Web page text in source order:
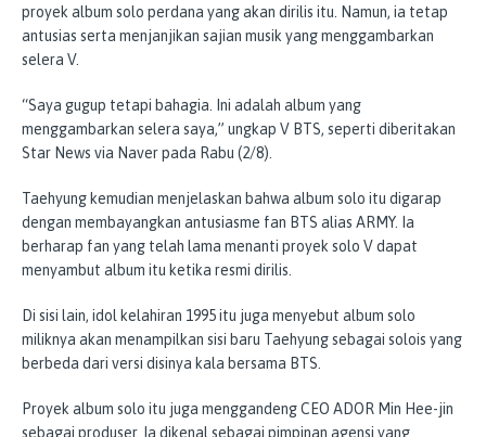
proyek album solo perdana yang akan dirilis itu. Namun, ia tetap
antusias serta menjanjikan sajian musik yang menggambarkan
selera V.
“Saya gugup tetapi bahagia. Ini adalah album yang
menggambarkan selera saya,” ungkap V BTS, seperti diberitakan
Star News via Naver pada Rabu (2/8).
Taehyung kemudian menjelaskan bahwa album solo itu digarap
dengan membayangkan antusiasme fan BTS alias ARMY. Ia
berharap fan yang telah lama menanti proyek solo V dapat
menyambut album itu ketika resmi dirilis.
Di sisi lain, idol kelahiran 1995 itu juga menyebut album solo
miliknya akan menampilkan sisi baru Taehyung sebagai solois yang
berbeda dari versi disinya kala bersama BTS.
Proyek album solo itu juga menggandeng CEO ADOR Min Hee-jin
sebagai produser. Ia dikenal sebagai pimpinan agensi yang